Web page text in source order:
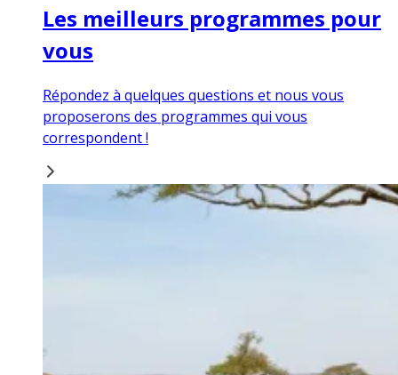
Les meilleurs programmes pour
vous
Répondez à quelques questions et nous vous
proposerons des programmes qui vous
correspondent !